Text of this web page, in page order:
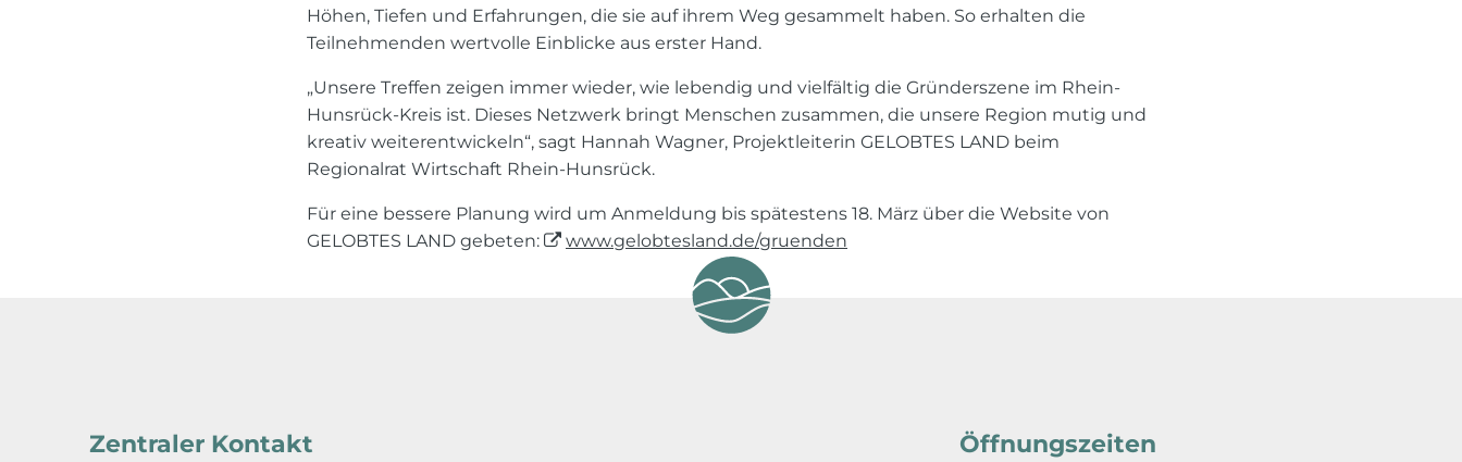
Höhen, Tiefen und Erfahrungen, die sie auf ihrem Weg gesammelt haben. So erhalten die
Teilnehmenden wertvolle Einblicke aus erster Hand.
„Unsere Treffen zeigen immer wieder, wie lebendig und vielfältig die Gründerszene im Rhein-
Hunsrück-Kreis ist. Dieses Netzwerk bringt Menschen zusammen, die unsere Region mutig und
kreativ weiterentwickeln“, sagt Hannah Wagner, Projektleiterin GELOBTES LAND beim
Regionalrat Wirtschaft Rhein-Hunsrück.
Für eine bessere Planung wird um Anmeldung bis spätestens 18. März über die Website von
GELOBTES LAND gebeten:
www.gelobtesland.de/gruenden
Zentraler Kontakt Öffnungszeiten